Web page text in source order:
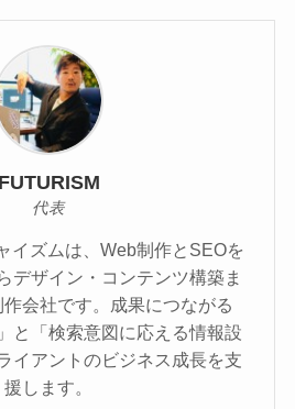
FUTURISM
代表
イズムは、Web制作とSEOを
デザイン・コンテンツ構築ま
会社です。成果につながる
と「検索意図に応える情報設
イアントのビジネス成長を支
援します。